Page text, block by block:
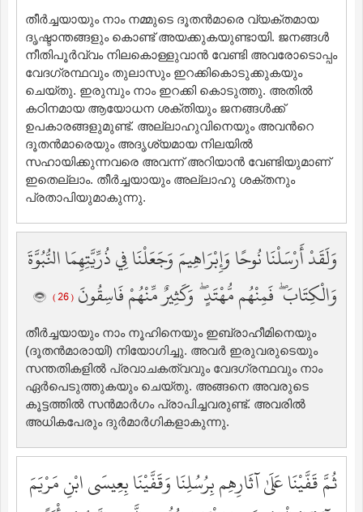
തീര്‍ച്ചയായും നാം നമ്മുടെ ദൂതന്‍മാരെ വ്യക്തമായ
ദൃഷ്ടാന്തങ്ങളും കൊണ്ട് അയക്കുകയുണ്ടായി. ജനങ്ങള്‍
നീതിപൂര്‍വ്വം നിലകൊള്ളുവാന്‍ വേണ്ടി അവരോടൊപ്പം
വേദഗ്രന്ഥവും തുലാസും ഇറക്കികൊടുക്കുകയും
ചെയ്തു. ഇരുമ്പും നാം ഇറക്കി കൊടുത്തു. അതില്‍
കഠിനമായ ആയോധന ശക്തിയും ജനങ്ങള്‍ക്ക്
ഉപകാരങ്ങളുമുണ്ട്‌. അല്ലാഹുവിനെയും അവന്‍റെ
ദൂതന്‍മാരെയും അദൃശ്യമായ നിലയില്‍
സഹായിക്കുന്നവരെ അവന്ന് അറിയാന്‍ വേണ്ടിയുമാണ്
ഇതെല്ലാം. തീര്‍ച്ചയായും അല്ലാഹു ശക്തനും
പ്രതാപിയുമാകുന്നു.
وَلَقَدْ أَرْسَلْنَا نُوحًا وَإِبْرَاهِيمَ وَجَعَلْنَا فِي ذُرِّيَّتِهِمَا النُّبُوَّةَ
وَالْكِتَابَ ۖ فَمِنْهُم مُّهْتَدٍ ۖ وَكَثِيرٌ مِّنْهُمْ فَاسِقُونَ ( 26 )
തീര്‍ച്ചയായും നാം നൂഹിനെയും ഇബ്രാഹീമിനെയും
(ദൂതന്‍മാരായി) നിയോഗിച്ചു. അവര്‍ ഇരുവരുടെയും
സന്തതികളില്‍ പ്രവാചകത്വവും വേദഗ്രന്ഥവും നാം
ഏര്‍പെടുത്തുകയും ചെയ്തു. അങ്ങനെ അവരുടെ
കൂട്ടത്തില്‍ സന്‍മാര്‍ഗം പ്രാപിച്ചവരുണ്ട്‌. അവരില്‍
അധികപേരും ദുര്‍മാര്‍ഗികളാകുന്നു.
ثُمَّ قَفَّيْنَا عَلَىٰ آثَارِهِم بِرُسُلِنَا وَقَفَّيْنَا بِعِيسَى ابْنِ مَرْيَمَ